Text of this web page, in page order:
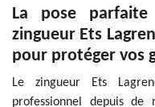
La pose
zingueur Ets
pour protéger vos
Le zingueur Ets
professionnel depuis de